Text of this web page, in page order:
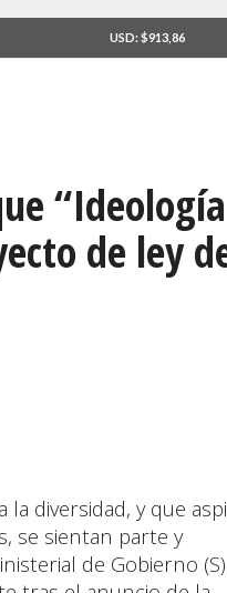
USD: $913,86
de ley
diversidad, y que
se sientan parte y
de Gobierno